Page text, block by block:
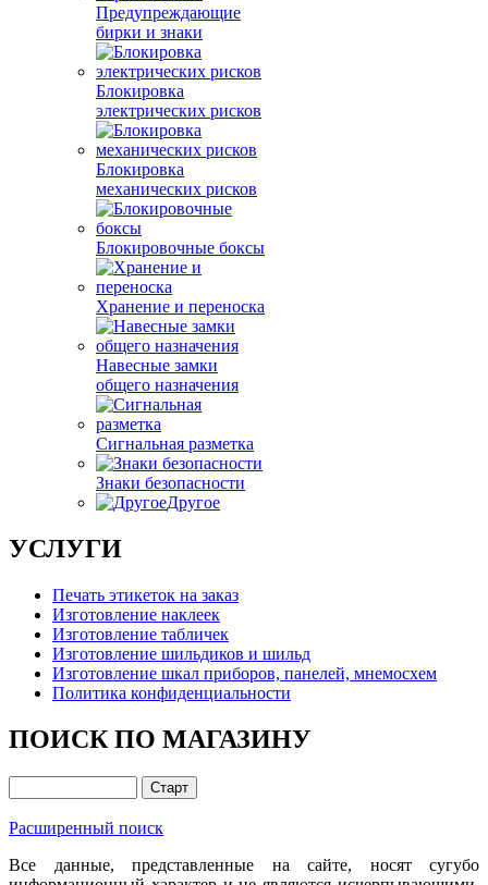
Предупреждающие
бирки и знаки
Блокировка
электрических рисков
Блокировка
механических рисков
Блокировочные боксы
Хранение и переноска
Навесные замки
общего назначения
Сигнальная разметка
Знаки безопасности
Другое
УСЛУГИ
Печать этикеток на заказ
Изготовление наклеек
Изготовление табличек
Изготовление шильдиков и шильд
Изготовление шкал приборов, панелей, мнемосхем
Политика конфиденциальности
ПОИСК ПО МАГАЗИНУ
Расширенный поиск
Все данные, представленные на сайте, носят сугубо